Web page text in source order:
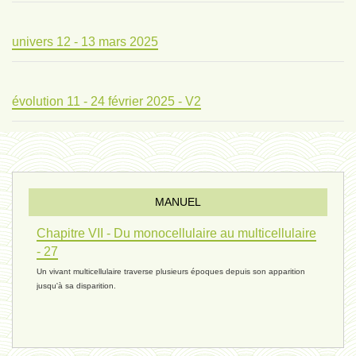
univers 12 - 13 mars 2025
évolution 11 - 24 février 2025 - V2
évolution 10 - 4 février 2025
réconciliations 04 - 26 janvier
réchauffement 03 - 26 janvier 2025
MANUEL
Chapitre VII - Du monocellulaire au multicellulaire
- 27
Un vivant multicellulaire traverse plusieurs époques depuis son apparition
jusqu'à sa disparition.